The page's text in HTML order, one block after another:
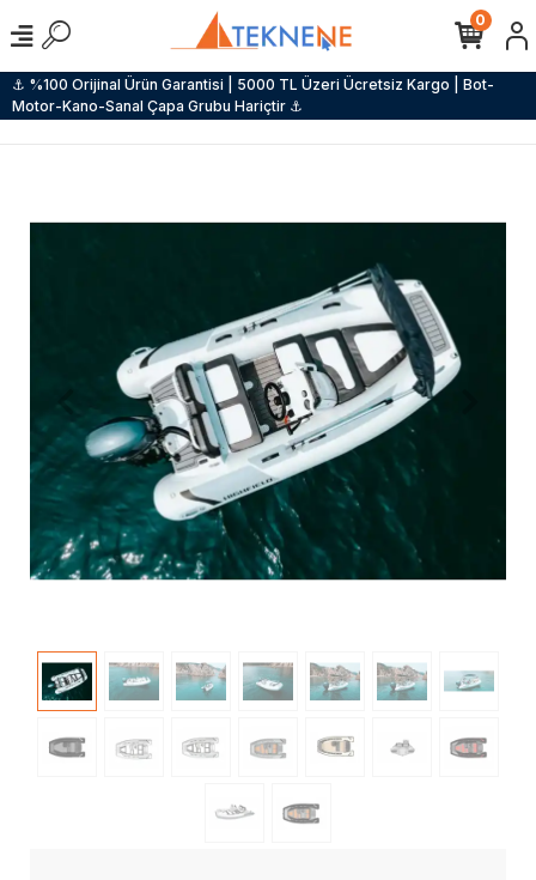
⚓ %100 Orijinal Ürün Garantisi | 5000 TL Üzeri Ücretsiz Kargo | Bot-
Motor-Kano-Sanal Çapa Grubu Hariçtir ⚓
0